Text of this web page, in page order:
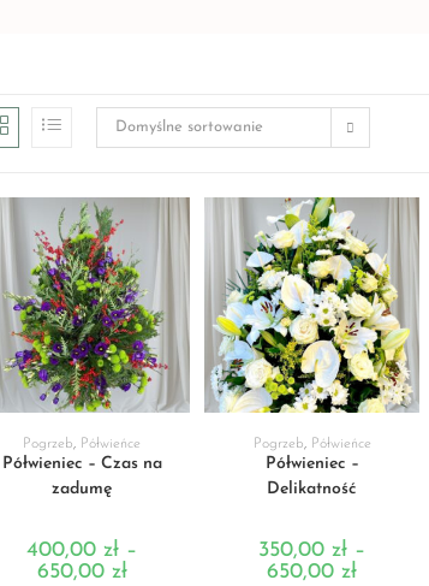
Domyślne sortowanie
WYBIERZ OPCJE
Pogrzeb, Półwieńce
Półwieniec – Czas na
zadumę
400,00zł –
650,00 zł
WYBIERZ OPCJE
Pogrzeb, Półwieńce
Półwieniec –
Delikatność
350,00zł –
650,00zł